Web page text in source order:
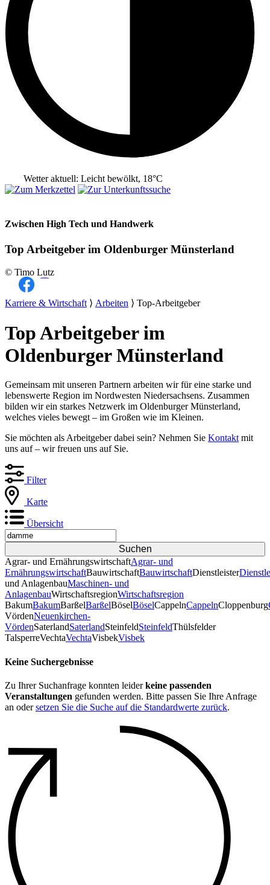
Wetter aktuell: Leicht bewölkt, 18°C
Zwischen High Tech und Handwerk
Top Arbeitgeber im Oldenburger Münsterland
© Timo Lutz
Karriere & Wirtschaft⟩ Arbeiten ⟩ Top-Arbeitgeber
Top Arbeitgeber im
Oldenburger Münsterland
Gemeinsam mit unseren Partnern arbeiten wir für eine starke und
lebenswerte Region im Nordwesten Niedersachsens. Zusammen
bilden wir ein starkes Netzwerk im Oldenburger Münsterland,
welches vieles bewegt – im Großen wie im Kleinen.
Sie möchten als Arbeitgeber dabei sein? Nehmen Sie Kontakt mit
uns auf – wir freuen uns auf Sie.
Filter
Karte
Übersicht
Agrar- und ErnährungswirtschaftAgrar- und
ErnährungswirtschaftBauwirtschaftBauwirtschaftDienstleister
und AnlagenbauMaschinen- und
AnlagenbauWirtschaftsregionWirtschaftsregion
BakumBakumBarßelBarßelBöselBöselCappelnCappelnCloppenburg
VördenNeuenkirchen-
VördenSaterlandSaterlandSteinfeldSteinfeldThülsfelder
TalsperreVechtaVechtaVisbekVisbek
Keine Suchergebnisse
Zu Ihrer Suchanfrage konnten leiderkeine passenden
Veranstaltungen gefunden werden. Bitte passen Sie Ihre Anfrage
an odersetzen Sie die Suche auf die Standardwerte zurück.